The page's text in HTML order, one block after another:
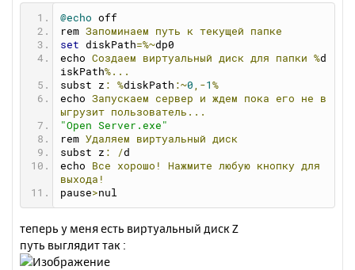
@echo off
rem Запоминаем путь к текущей
папке
set diskPath=%~dp0
echo Создаем виртуальный диск для папки %d
iskPath%...
subst z : %diskPath :~0 ,-1 %
echo Запускаем сервер и ждем пока его не
в
ыгрузит пользователь...
"Open Server.exe"
rem Удаляем виртуальный диск
subst z : /d
echo Все хорошо! Нажмите любую кнопку для
выхода!
pause>nul
теперь у меня есть виртуальный диск Z
путь выглядит так :